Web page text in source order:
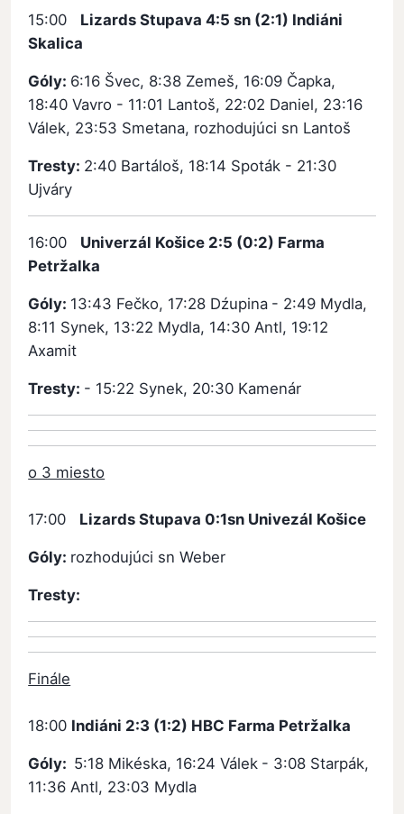
15:00 Lizards Stupava 4:5 sn (2:1) Indiáni
Skalica
Góly: 6:16 Švec, 8:38 Zemeš, 16:09 Čapka,
18:40 Vavro - 11:01 Lantoš, 22:02 Daniel, 23:16
Válek, 23:53 Smetana, rozhodujúci sn Lantoš
Tresty: 2:40 Bartáloš, 18:14 Spoták - 21:30
Ujváry
16:00 Univerzál Košice 2:5 (0:2) Farma
Petržalka
Góly: 13:43 Fečko, 17:28 Dźupina - 2:49 Mydla,
8:11 Synek, 13:22 Mydla, 14:30 Antl, 19:12
Axamit
Tresty: - 15:22 Synek, 20:30 Kamenár
o 3 miesto
17:00 Lizards Stupava 0:1sn Univezál Košice
Góly: rozhodujúci sn Weber
Tresty:
Finále
18:00 Indiáni 2:3 (1:2) HBC Farma Petržalka
Góly: 5:18 Mikéska, 16:24 Válek - 3:08 Starpák,
11:36 Antl, 23:03 Mydla